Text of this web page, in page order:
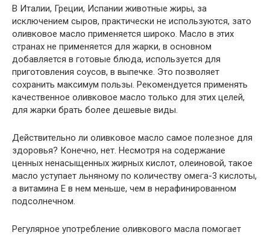
В Италии, Греции, Испании животные жиры, за
исключением сыров, практически не используются, зато
оливковое масло применяется широко. Масло в этих
странах не применяется для жарки, в основном
добавляется в готовые блюда, используется для
приготовления соусов, в выпечке. Это позволяет
сохранить максимум пользы. Рекомендуется применять
качественное оливковое масло только для этих целей,
для жарки брать более дешевые виды.
Действительно ли оливковое масло самое полезное для
здоровья? Конечно, нет. Несмотря на содержание
ценных ненасыщенных жирных кислот, олеиновой, такое
масло уступает льняному по количеству омега-3 кислоты,
а витамина Е в нем меньше, чем в нерафинированном
подсолнечном.
Регулярное употребление оливкового масла помогает